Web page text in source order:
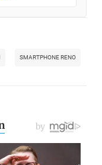
SMARTPHONE RENO